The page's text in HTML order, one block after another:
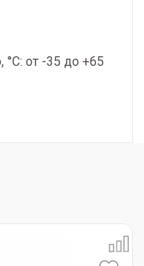
°С: от -35 до +65